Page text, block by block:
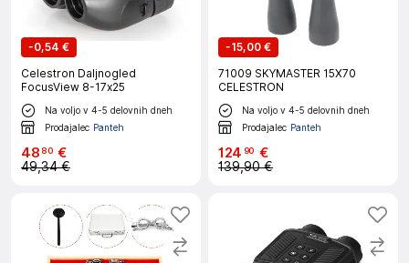
-0,54 €
Celestron Daljnogled
FocusView 8-17x25
Na voljo v 4-5 delovnih dneh
Prodajalec Panteh
4880 €
49,34 €
-15,00 €
71009 SKYMASTER 15X70
CELESTRON
Na voljo v 4-5 delovnih dneh
Prodajalec Panteh
124 90 €
139,90 €